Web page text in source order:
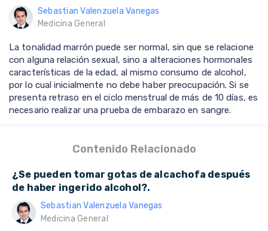
Sebastian Valenzuela Vanegas
Medicina General
La tonalidad marrón puede ser normal, sin que se relacione
con alguna relación sexual, sino a alteraciones hormonales
características de la edad, al mismo consumo de alcohol,
por lo cual inicialmente no debe haber preocupación. Si se
presenta retraso en el ciclo menstrual de más de 10 días, es
necesario realizar una prueba de embarazo en sangre.
Contenido Relacionado
¿Se pueden tomar gotas de alcachofa después
de haber ingerido alcohol?.
Sebastian Valenzuela Vanegas
Medicina General